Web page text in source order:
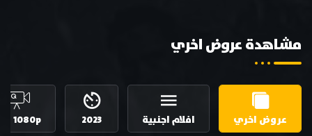
مشاهدة عروض اخري
عروض اخري افلام اجنبية 2023
1080p